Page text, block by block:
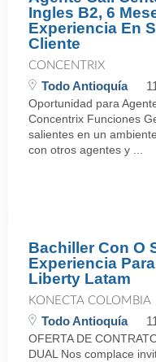
Ingles B2, 6
Experiencia En
Cliente
CONCENTRIX
Todo Antioquía
Oportunidad para
Concentrix Funciones
salientes en un
con otros agentes y ...
Bachiller Con O
Experiencia
Liberty Latam
KONECTA COLOMBIA
Todo Antioquía
OFERTA DE
DUAL Nos complace